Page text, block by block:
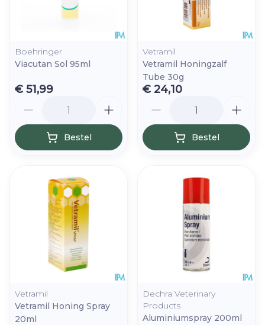
Boehringer
Viacutan Sol 95ml
€ 51,99
Bestel
Vetramil
Vetramil Honingzalf
Tube 30g
€ 24,10
Bestel
Vetramil
Vetramil Honing Spray
20ml
Dechra Veterinary
Products
Aluminiumspray 200ml